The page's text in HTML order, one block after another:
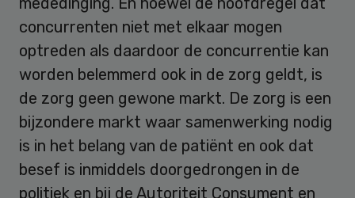
concurrenten niet met elkaar mogen
optreden als daardoor de concurrentie kan
worden belemmerd ook in de zorg geldt, is
de zorg geen gewone markt. De zorg is een
bijzondere markt waar samenwerking nodig
is in het belang van de patiënt en ook dat
besef is inmiddels doorgedrongen in de
politiek en bij de Autoriteit Consument en